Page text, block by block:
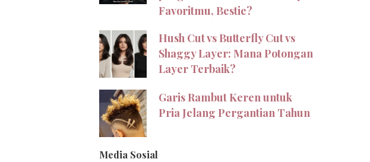
Favoritmu, Bestie?
Hush Cut vs Butterfly Cut vs
Shaggy Layer: Mana Potongan
Layer Terbaik?
Garis Rambut Keren untuk
Pria Jelang Pergantian Tahun
Media Sosial